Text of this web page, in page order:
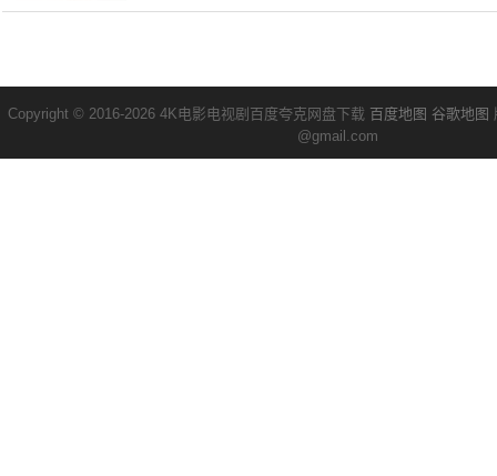
Copyright © 2016-2026 4K电影电视剧百度夸克网盘下载 百度地图 谷歌地图
@gmail.com